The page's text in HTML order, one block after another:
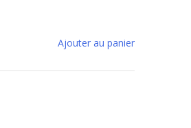
Ajouter au panier